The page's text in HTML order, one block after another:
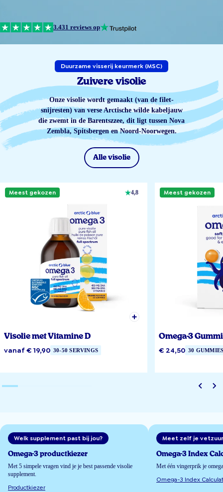
3.431 reviews op
Duurzame visserij keurmerk (MSC)
Zuivere visolie
Onze visolie wordt gemaakt (van de filet-
snijresten) van verse Arctische wilde kabeljauw
die zwemt in de Barentszzee, dit ligt tussen Nova
Zembla, Spitsbergen en Noord-Noorwegen.
Alle visolie
Meest gekozen 4,8
Visolie met Vitamine D
vanaf € 19,90 30-50 SERVINGS
Meest gekozen
Omega-3
€ 24,50 30
Welk supplement past bij jou?
Omega-3 productkiezer
Met 5 simpele vragen vind je je best passende visolie
supplement.
Productkiezer
Meet zelf je
Omega-3 Index
Met één vingerprik je
Omega-3 Index